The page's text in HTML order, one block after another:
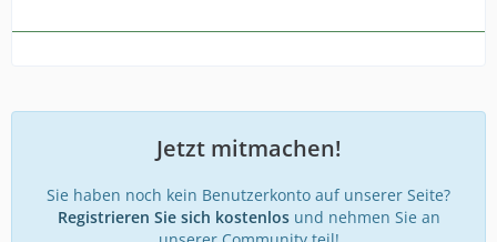
Jetzt mitmachen!
Sie haben noch kein Benutzerkonto auf unserer Seite?
Registrieren Sie sich kostenlosund nehmen Sie an